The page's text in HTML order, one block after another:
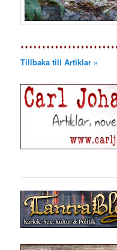
Tillbaka till Artiklar »